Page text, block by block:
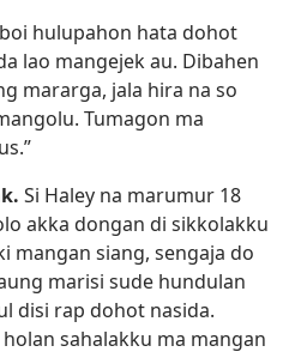
hulupahon hata dohot
lao mangejek au. Dibahen
mararga, jala hira na so
Tumagon ma
Si Haley na marumur 18
akka dongan di sikkolakku
mangan siang, sengaja do
marisi sude hundulan
disi rap dohot nasida.
sahalakku ma mangan